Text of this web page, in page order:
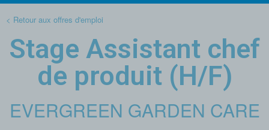
< Retour aux offres d'emploi
Stage Assistant chef
de produit (H/F)
EVERGREEN GARDEN CARE